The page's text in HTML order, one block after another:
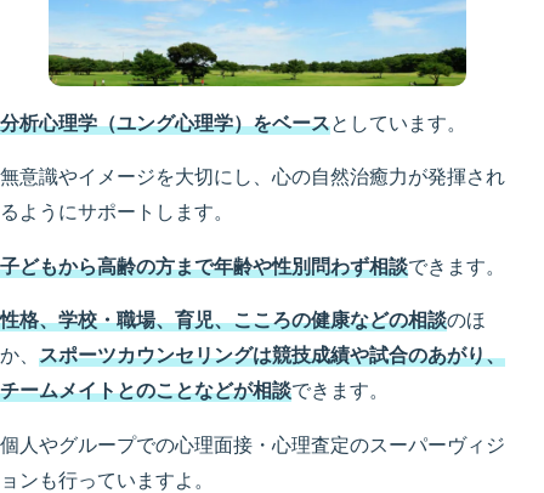
分析心理学（ユング心理学）をベースとしています。
無意識やイメージを大切にし、心の自然治癒力が発揮され
るようにサポートします。
子どもから高齢の方まで年齢や性別問わず相談できます。
性格、学校・職場、育児、こころの健康などの相談のほ
か、 スポーツカウンセリングは競技成績や試合のあがり、
チームメイトとのことなどが相談できます。
個人やグループでの心理面接・心理査定のスーパーヴィジ
ョンも行っていますよ。